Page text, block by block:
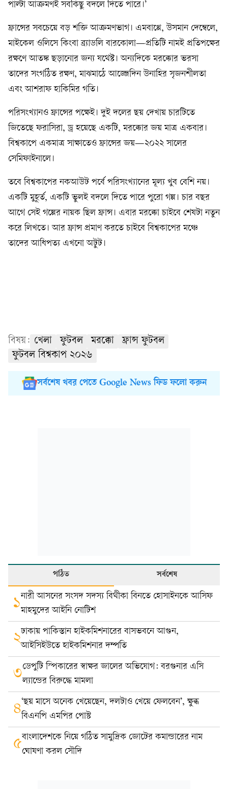
পাল্টা আক্রমণই সবকিছু বদলে দিতে পারে।’
ফ্রান্সের সবচেয়ে বড় শক্তি আক্রমণভাগ। এমবাপ্পে, উসমান দেম্বেলে,
মাইকেল ওলিসে কিংবা ব্র্যাডলি বারকোলা—প্রতিটি নামই প্রতিপক্ষের
রক্ষণে আতঙ্ক ছড়ানোর জন্য যথেষ্ট। অন্যদিকে মরক্কোর ভরসা
তাদের সংগঠিত রক্ষণ, মাঝমাঠে আজ্জেদিন উনাহির সৃজনশীলতা
এবং আশরাফ হাকিমির গতি।
পরিসংখ্যানও ফ্রান্সের পক্ষেই। দুই দলের ছয় দেখায় চারটিতে
জিতেছে ফরাসিরা, ড্র হয়েছে একটি, মরক্কোর জয় মাত্র একবার।
বিশ্বকাপে একমাত্র সাক্ষাতেও ফ্রান্সের জয়—২০২২ সালের
সেমিফাইনালে।
তবে বিশ্বকাপের নকআউট পর্বে পরিসংখ্যানের মূল্য খুব বেশি নয়।
একটি মুহূর্ত, একটি ভুলই বদলে দিতে পারে পুরো গল্প। চার বছর
আগে সেই গল্পের নায়ক ছিল ফ্রান্স। এবার মরক্কো চাইবে শেষটা নতুন
করে লিখতে। আর ফ্রান্স প্রমাণ করতে চাইবে বিশ্বকাপের মঞ্চে
তাদের আধিপত্য এখনো অটুট।
বিষয়: খেলা ফুটবল মরক্কো
ফ্রান্স ফুটবল
ফুটবল বিশ্বকাপ ২০২৬
সর্বশেষ খবর পেতে Google News ফিড ফলো করুন
পঠিত সর্বশেষ
১নারী আসনের সংসদ সদস্য বিথীকা বিনতে হোসাইনকে আসিফ
মাহমুদের আইনি নোটিশ
২ঢাকায় পাকিস্তান হাইকমিশনারের বাসভবনে আগুন,
আইসিইউতে হাইকমিশনার দম্পতি
৩ডেপুটি স্পিকারের স্বাক্ষর জালের অভিযোগ: বরগুনার এসি
ল্যান্ডের বিরুদ্ধে মামলা
৪‘ছয় মাসে অনেক খেয়েছেন, দলটাও খেয়ে ফেলবেন’, ক্ষুব্ধ
বিএনপি এমপির পোস্ট
৫বাংলাদেশকে নিয়ে গঠিত সামুদ্রিক জোটের কমান্ডারের নাম
ঘোষণা করল সৌদি